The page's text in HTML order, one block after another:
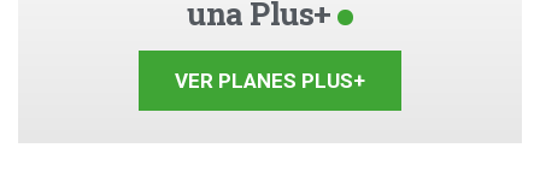
una Plus+
VER PLANES PLUS+